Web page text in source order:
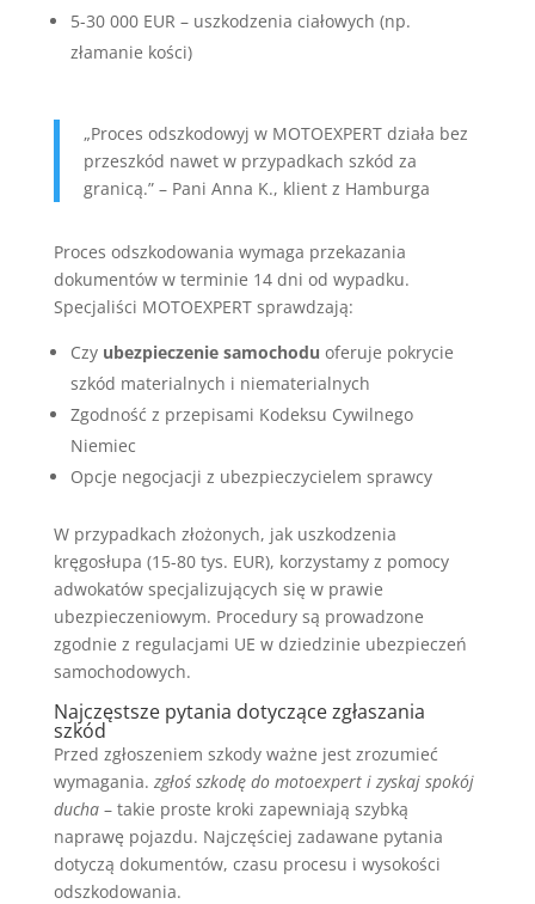
5-30 000 EUR – uszkodzenia ciałowych (np.
złamanie kości)
„Proces odszkodowyj w MOTOEXPERT działa bez
przeszkód nawet w przypadkach szkód za
granicą.” – Pani Anna K., klient z Hamburga
Proces odszkodowania wymaga przekazania
dokumentów w terminie 14 dni od wypadku.
Specjaliści MOTOEXPERT sprawdzają:
Czy ubezpieczenie samochodu oferuje pokrycie
szkód materialnych i niematerialnych
Zgodność z przepisami Kodeksu Cywilnego
Niemiec
Opcje negocjacji z ubezpieczycielem sprawcy
W przypadkach złożonych, jak uszkodzenia
kręgosłupa (15-80 tys. EUR), korzystamy z pomocy
adwokatów specjalizujących się w prawie
ubezpieczeniowym. Procedury są prowadzone
zgodnie z regulacjami UE w dziedzinie ubezpieczeń
samochodowych.
Najczęstsze pytania dotyczące zgłaszania
szkód
Przed zgłoszeniem szkody ważne jest zrozumieć
wymagania. zgłoś szkodę do motoexpert i zyskaj spokój
ducha– takie proste kroki zapewniają szybką
naprawę pojazdu. Najczęściej zadawane pytania
dotyczą dokumentów, czasu procesu i wysokości
odszkodowania.